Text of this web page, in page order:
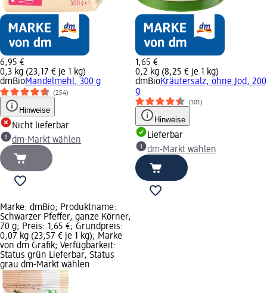
6,95 €
0,3 kg (23,17 € je 1 kg)
dmBioMandelmehl, 300 g
(254)
Hinweise
Nicht lieferbar
dm-Markt wählen
1,65 €
0,2 kg (8,25 € je 1 kg)
dmBioKräutersalz, ohne Jod, 200
g
(101)
Hinweise
Lieferbar
dm-Markt wählen
Marke: dmBio; Produktname:
Schwarzer Pfeffer, ganze Körner,
70 g; Preis: 1,65 €; Grundpreis:
0,07 kg (23,57 € je 1 kg); Marke
von dm Grafik; Verfügbarkeit:
Status grün Lieferbar, Status
grau dm-Markt wählen